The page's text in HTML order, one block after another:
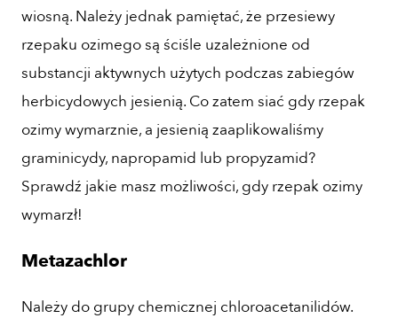
wiosną. Należy jednak pamiętać, że przesiewy
rzepaku ozimego są ściśle uzależnione od
substancji aktywnych użytych podczas zabiegów
herbicydowych jesienią. Co zatem siać gdy rzepak
ozimy wymarznie, a jesienią zaaplikowaliśmy
graminicydy, napropamid lub propyzamid?
Sprawdź jakie masz możliwości, gdy rzepak ozimy
wymarzł!
Metazachlor
Należy do grupy chemicznej chloroacetanilidów.